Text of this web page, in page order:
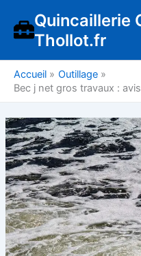
contenu
Quincaillerie
Thollot.fr
Accueil
Outillage
Bec j net gros travaux :